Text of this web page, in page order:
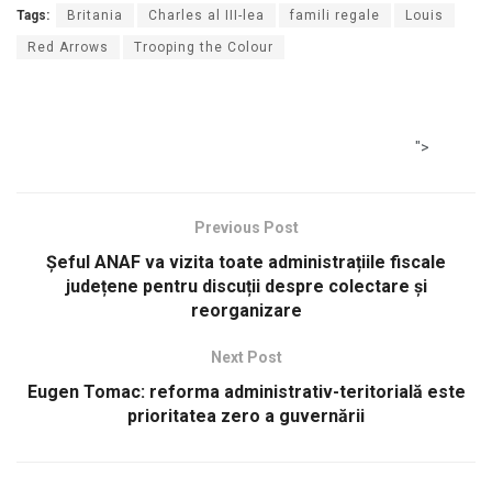
Tags: Britania Charles al III-lea famili regale Louis
Red Arrows Trooping the Colour
">
Previous Post
Șeful ANAF va vizita toate administrațiile fiscale
județene pentru discuții despre colectare și
reorganizare
Next Post
Eugen Tomac: reforma administrativ-teritorială este
prioritatea zero a guvernării